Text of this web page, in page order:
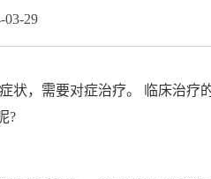
03-29
状，需要对症治疗。 临床治疗
?